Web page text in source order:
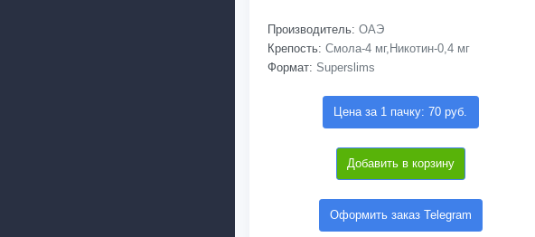
Производитель: ОАЭ
Крепость: Смола-4 мг,Никотин-0,4 мг
Формат: Superslims
Цена за 1 пачку: 70 руб.
Добавить в корзину
Оформить заказ Telegram